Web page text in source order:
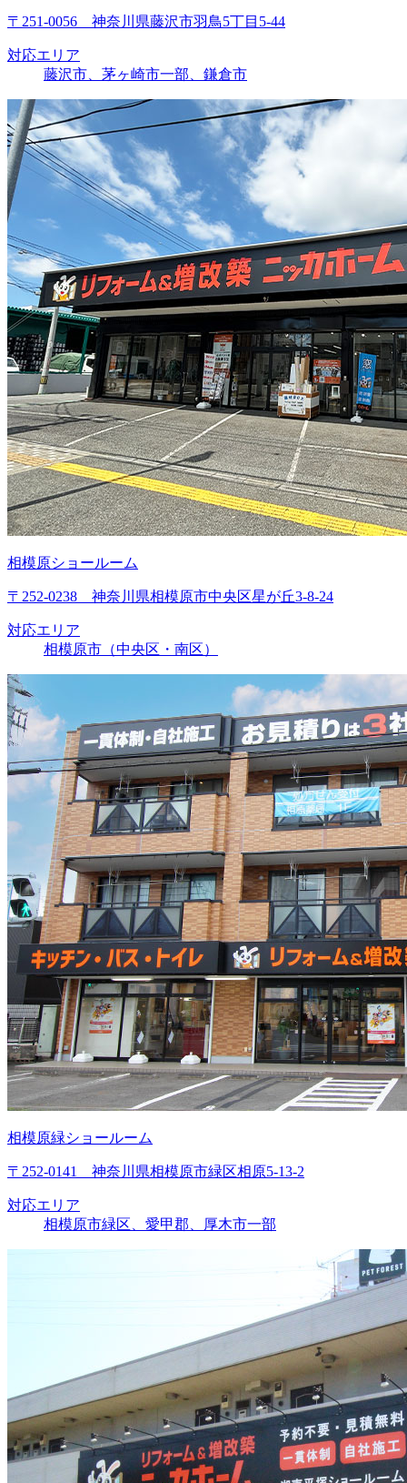
〒251-0056 神奈川県藤沢市羽鳥5丁目5-44
対応エリア
藤沢市、茅ヶ崎市一部、鎌倉市
相模原ショールーム
〒252-0238 神奈川県相模原市中央区星が丘3-8-24
対応エリア
相模原市（中央区・南区）
相模原緑ショールーム
〒252-0141 神奈川県相模原市緑区相原5-13-2
対応エリア
相模原市緑区、愛甲郡、厚木市一部